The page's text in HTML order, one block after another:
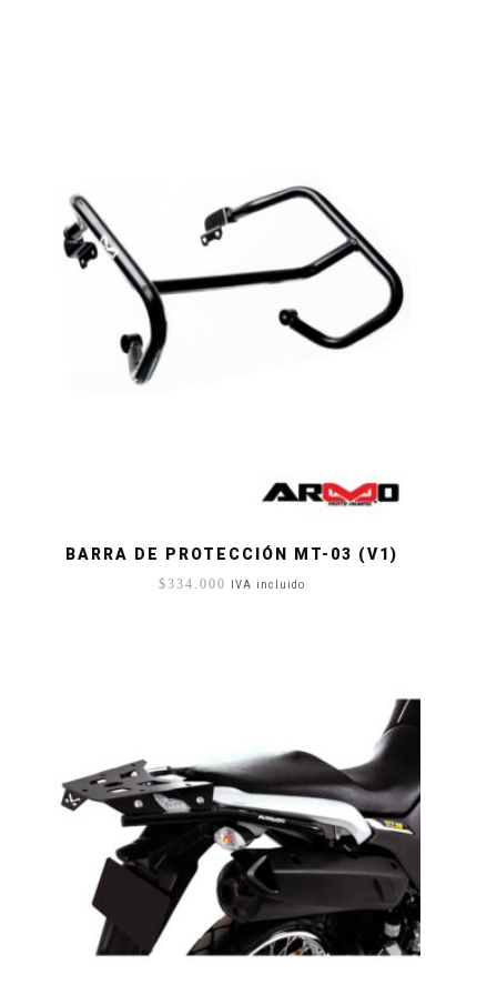
BARRA DE PROTECCIÓN MT-03 (V1)
$334.000 IVA incluido